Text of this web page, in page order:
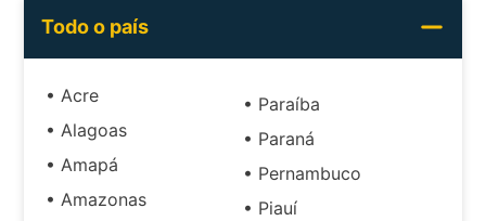
Todo o país
• Acre
• Alagoas
• Amapá
• Amazonas
• Paraíba
• Paraná
• Pernambuco
• Piauí